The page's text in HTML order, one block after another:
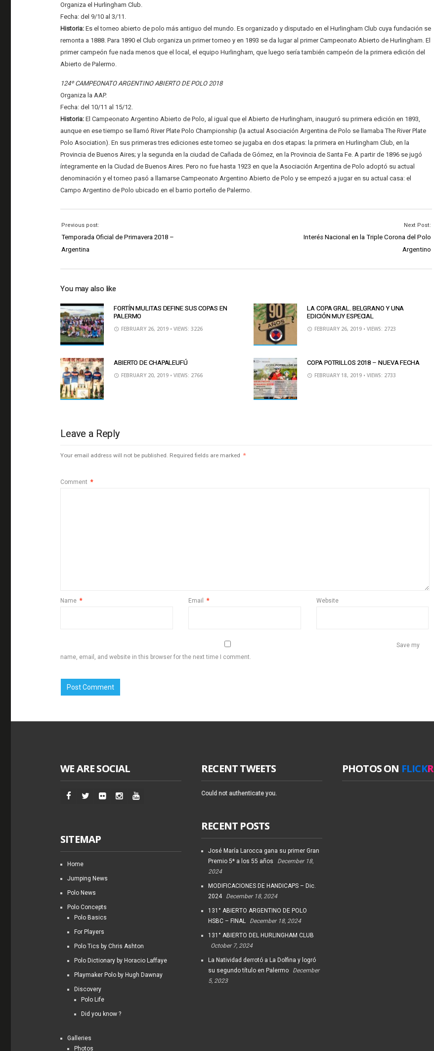
Organiza el Hurlingham Club.
Fecha: del 9/10 al 3/11.
Historia:Es el torneo abierto de polo más antiguo del mundo. Es organizado y disputado en el Hurlingham Club cuya fundación se
remonta a 1888. Para 1890 el Club organiza un primer torneo y en 1893 se da lugar al primer Campeonato Abierto de Hurlingham. El
primer campeón fue nada menos que el local, el equipo Hurlingham, que luego sería también campeón de la primera edición del
Abierto de Palermo.
124º CAMPEONATO ARGENTINO ABIERTO DE POLO 2018
Organiza la AAP.
Fecha: del 10/11 al 15/12.
Historia:El Campeonato Argentino Abierto de Polo, al igual que el Abierto de Hurlingham, inauguró su primera edición en 1893,
aunque en ese tiempo se llamó River Plate Polo Championship (la actual Asociación Argentina de Polo se llamaba The River Plate
Polo Asociation). En sus primeras tres ediciones este torneo se jugaba en dos etapas: la primera en Hurlingham Club, en la
Provincia de Buenos Aires; y la segunda en la ciudad de Cañada de Gómez, en la Provincia de Santa Fe. A partir de 1896 se jugó
íntegramente en la Ciudad de Buenos Aires. Pero no fue hasta 1923 en que la Asociación Argentina de Polo adoptó su actual
denominación y el torneo pasó a llamarse Campeonato Argentino Abierto de Polo y se empezó a jugar en su actual casa: el
Campo Argentino de Polo ubicado en el barrio porteño de Palermo.
Previous post:
Temporada Oficial de Primavera 2018 –
Argentina
Next Post:
Interés Nacional en la Triple Corona del Polo
Argentino
You may also like
FORTÍN MULITAS DEFINE SUS COPAS EN
PALERMO
FEBRUARY 26, 2019 • VIEWS: 3226
LA COPA GRAL. BELGRANO Y UNA
EDICIÓN MUY ESPECIAL
FEBRUARY 26, 2019 • VIEWS: 2723
ABIERTO DE CHAPALEUFÚ
FEBRUARY 20, 2019 • VIEWS: 2766
COPA POTRILLOS 2018 – NUEVA FECHA
FEBRUARY 18, 2019 • VIEWS: 2733
Leave a Reply
Your email address will not be published. Required fields are marked *
Comment *
Name * Email * Website
Save my
name, email, and website in this browser for the next time I comment.
WE ARE SOCIAL
SITEMAP
Home
Jumping News
Polo News
Polo Concepts
Polo Basics
For Players
Polo Tics by Chris Ashton
Polo Dictionary by Horacio Laffaye
Playmaker Polo by Hugh Dawnay
Discovery
Polo Life
Did you know ?
Galleries
Photos
RECENT TWEETS
Could not authenticate you.
RECENT POSTS
José María Larocca gana su primer Gran
Premio 5* a los 55 años
December 18,
2024
MODIFICACIONES DE HANDICAPS – Dic.
2024
December 18, 2024
131° ABIERTO ARGENTINO DE POLO
HSBC – FINAL
December 18, 2024
131° ABIERTO DEL HURLINGHAM CLUB
October 7, 2024
La Natividad derrotó a La Dolfina y logró
su segundo título en Palermo
December
5, 2023
PHOTOS ON FLICKR